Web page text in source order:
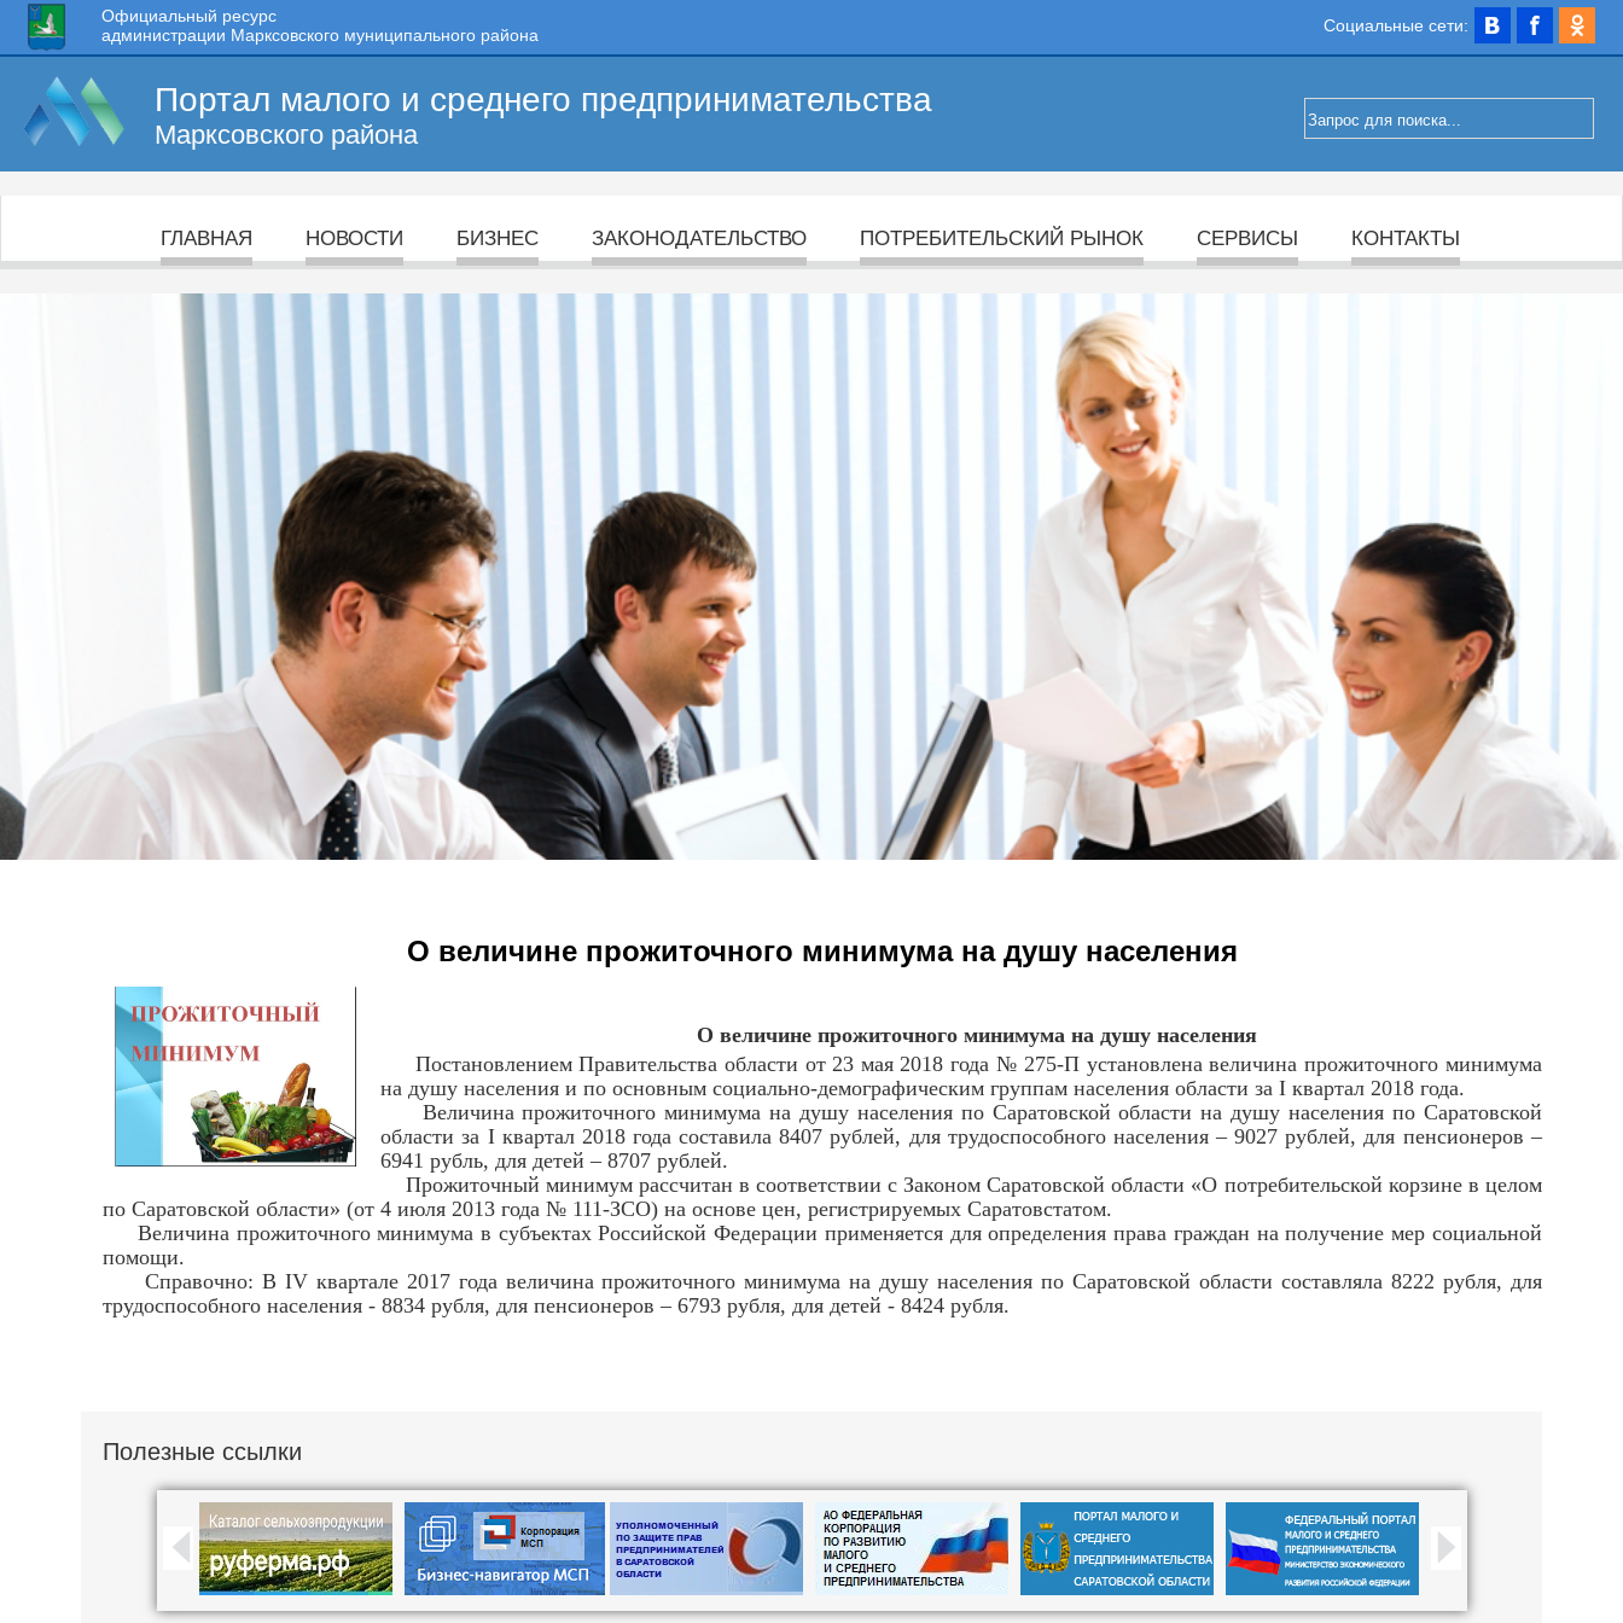
Социальные сети:
Официальный ресурс
администрации Марксовского муниципального района
Портал малого и среднего предпринимательства
Марксовского района
ГЛАВНАЯ НОВОСТИ БИЗНЕС ЗАКОНОДАТЕЛЬСТВО ПОТРЕБИТЕЛЬСКИЙ РЫНОК СЕРВИСЫ КОНТАКТЫ
О величине прожиточного минимума на душу населения
О величине прожиточного минимума на душу населения
Постановлением Правительства области от 23 мая 2018 года № 275-П установлена величина прожиточного минимума
на душу населения и по основным социально-демографическим группам населения области за I квартал 2018 года.
Величина прожиточного минимума на душу населения по Саратовской области на душу населения по Саратовской
области за I квартал 2018 года составила 8407 рублей, для трудоспособного населения – 9027 рублей, для пенсионеров –
6941 рубль, для детей – 8707 рублей.
Прожиточный минимум рассчитан в соответствии с Законом Саратовской области «О потребительской корзине в целом
по Саратовской области» (от 4 июля 2013 года № 111-ЗСО) на основе цен, регистрируемых Саратовстатом.
Величина прожиточного минимума в субъектах Российской Федерации применяется для определения права граждан на получение мер социальной
помощи.
Справочно: В IV квартале 2017 года величина прожиточного минимума на душу населения по Саратовской области составляла 8222 рубля, для
трудоспособного населения - 8834 рубля, для пенсионеров – 6793 рубля, для детей - 8424 рубля.
Полезные ссылки